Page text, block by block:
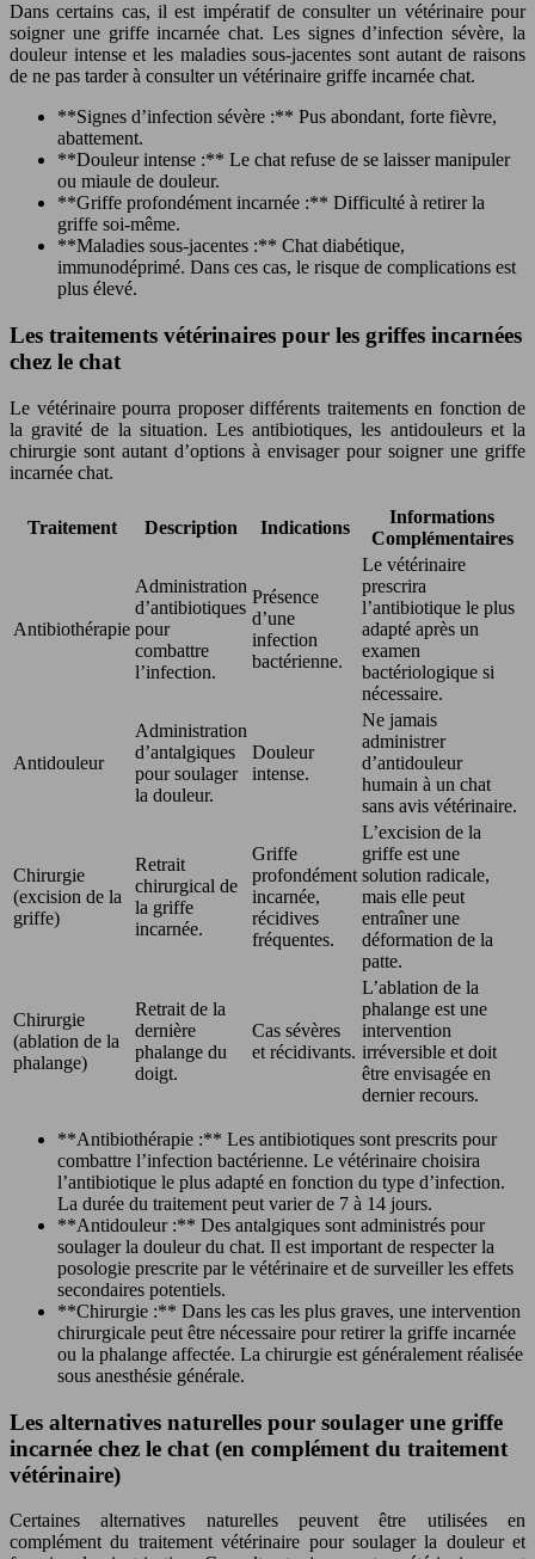
Dans certains cas, il est impératif de consulter un vétérinaire pour
soigner une griffe incarnée chat. Les signes d’infection sévère, la
douleur intense et les maladies sous-jacentes sont autant de raisons
de ne pas tarder à consulter un vétérinaire griffe incarnée chat.
**Signes d’infection sévère :** Pus abondant, forte fièvre,
abattement.
**Douleur intense :** Le chat refuse de se laisser manipuler
ou miaule de douleur.
**Griffe profondément incarnée :** Difficulté à retirer la
griffe soi-même.
**Maladies sous-jacentes :** Chat diabétique,
immunodéprimé. Dans ces cas, le risque de complications est
plus élevé.
Les traitements vétérinaires pour les griffes incarnées
chez le chat
Le vétérinaire pourra proposer différents traitements en fonction de
la gravité de la situation. Les antibiotiques, les antidouleurs et la
chirurgie sont autant d’options à envisager pour soigner une griffe
incarnée chat.
Traitement Description Indications
Informations
Complémentaires
Antibiothérapie
Administration
d’antibiotiques
pour
combattre
l’infection.
Présence
d’une
infection
bactérienne.
Le vétérinaire
prescrira
l’antibiotique le plus
adapté après un
examen
bactériologique si
nécessaire.
Antidouleur
Administration
d’antalgiques
pour soulager
la douleur.
Douleur
intense.
Ne jamais
administrer
d’antidouleur
humain à un chat
sans avis vétérinaire.
Chirurgie
(excision de la
griffe)
Retrait
chirurgical de
la griffe
incarnée.
Griffe
profondément
incarnée,
récidives
fréquentes.
L’excision de la
griffe est une
solution radicale,
mais elle peut
entraîner une
déformation de la
patte.
Chirurgie
(ablation de la
phalange)
Retrait de la
dernière
phalange du
doigt.
Cas sévères
et récidivants.
L’ablation de la
phalange est une
intervention
irréversible et doit
être envisagée en
dernier recours.
**Antibiothérapie :** Les antibiotiques sont prescrits pour
combattre l’infection bactérienne. Le vétérinaire choisira
l’antibiotique le plus adapté en fonction du type d’infection.
La durée du traitement peut varier de 7 à 14 jours.
**Antidouleur :** Des antalgiques sont administrés pour
soulager la douleur du chat. Il est important de respecter la
posologie prescrite par le vétérinaire et de surveiller les effets
secondaires potentiels.
**Chirurgie :** Dans les cas les plus graves, une intervention
chirurgicale peut être nécessaire pour retirer la griffe incarnée
ou la phalange affectée. La chirurgie est généralement réalisée
sous anesthésie générale.
Les alternatives naturelles pour soulager une griffe
incarnée chez le chat (en complément du traitement
vétérinaire)
Certaines alternatives naturelles peuvent être utilisées en
complément du traitement vétérinaire pour soulager la douleur et